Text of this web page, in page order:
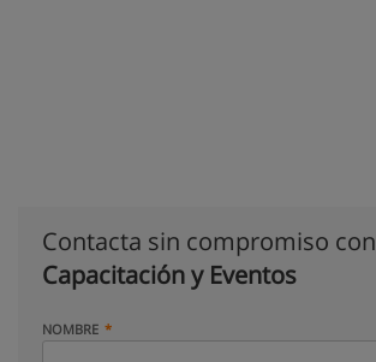
Contacta sin compromiso con
Capacitación y Eventos
NOMBRE